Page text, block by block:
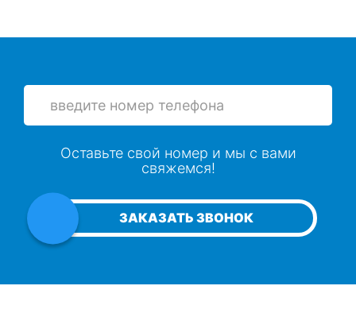
ЗАКАЗАТЬ ЗВОНОК
Оставьте свой номер и мы с вами
свяжемся!